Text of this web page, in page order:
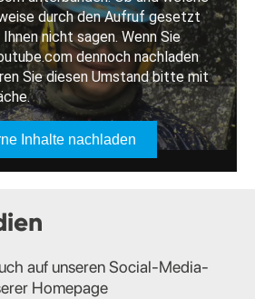
auf unseren Social-Media-
Homepage